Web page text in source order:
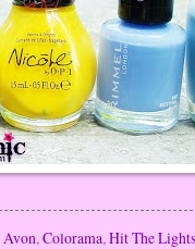
Avon,Colorama,Hit The Lights